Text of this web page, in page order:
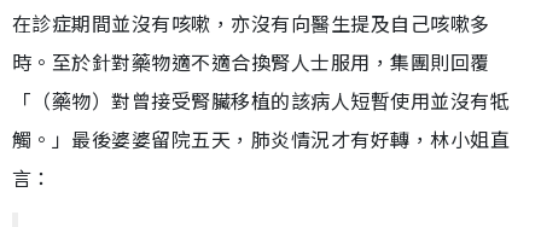
在診症期間並沒有咳嗽，亦沒有向醫生提及自己咳嗽多
時。至於針對藥物適不適合換腎人士服用，集團則回覆
「（藥物）對曾接受腎臟移植的該病人短暫使用並沒有牴
觸。」最後婆婆留院五天，肺炎情況才有好轉，林小姐直
言 ：